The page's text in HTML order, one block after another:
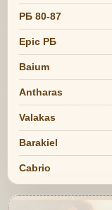
РБ 80-87
Epic РБ
Baium
Antharas
Valakas
Barakiel
Cabrio